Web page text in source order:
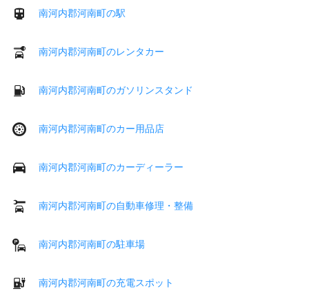
南河内郡河南町の駅
南河内郡河南町のレンタカー
南河内郡河南町のガソリンスタンド
南河内郡河南町のカー用品店
南河内郡河南町のカーディーラー
南河内郡河南町の自動車修理・整備
南河内郡河南町の駐車場
南河内郡河南町の充電スポット